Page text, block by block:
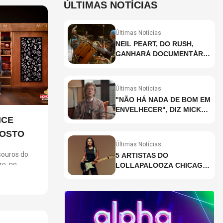
do
no
ingressos
clientes
ÚLTIMAS NOTÍCIAS
Últimas Notícias
NEIL PEART, DO RUSH,
GANHARÁ DOCUMENTÁRIO
SMITH, STEWART
CAREY
Últimas Notícias
"NÃO HÁ NADA DE BOM EM
ENVELHECER", DIZ MICK
Últimas Notícias
5 ARTISTAS DO
LOLLAPALOOZA CHICAGO